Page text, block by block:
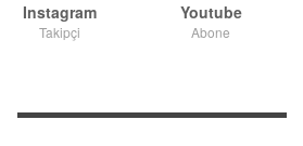
Instagram
Takipçi
Youtube
Abone